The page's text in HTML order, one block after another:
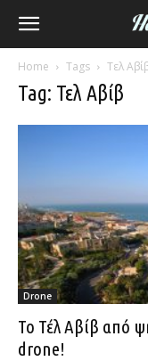
Home Tags Τελ
Tag: Τελ Αβίβ
Drone
Το Τέλ Αβίβ από
drone!